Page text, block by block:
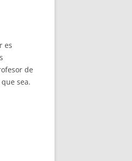
es
de
sea.